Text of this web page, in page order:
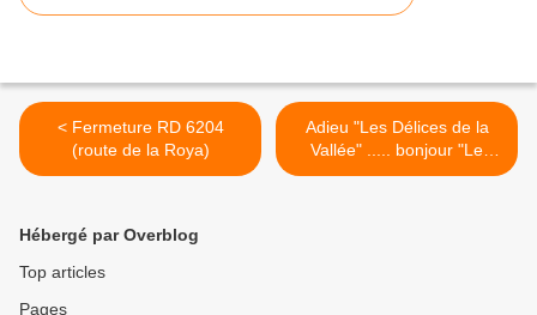
< Fermeture RD 6204
(route de la Roya)
Adieu "Les Délices de la
Vallée" ..... bonjour "Le
Fournil Val Roia" >
Hébergé par Overblog
Top articles
Pages